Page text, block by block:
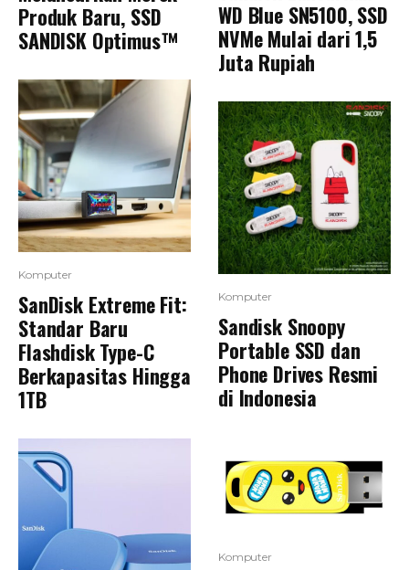
Produk Baru, SSD
SANDISK Optimus™
Komputer
SanDisk Extreme Fit:
Standar Baru
Flashdisk Type-C
Berkapasitas Hingga
1TB
WD Blue SN5100, SSD
NVMe Mulai dari 1,5
Juta Rupiah
Komputer
Sandisk Snoopy
Portable SSD dan
Phone Drives Resmi
di Indonesia
Komputer